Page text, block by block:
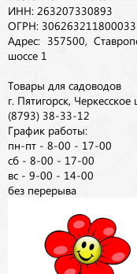
ИНН: 263207330893
ОГРН: 306263211800033
Адрес: 357500,
шоссе 1
Товары для садоводов
г. Пятигорск, Черкесское
(8793) 38-33-12
График работы:
пн-пт - 8-00 - 17-00
сб - 8-00 - 17-00
вс - 9-00 - 14-00
без перерыва